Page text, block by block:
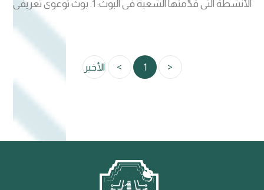
الأنشطة التي قدّمتها الشعبة في البوث: 1. بوث توعوي تعريفي
يحتوي على: مكتبة تحتوي على مجموعة من الكتب الارشادية
والنفسية . عرض مواد طبيعية مستدامة . بوسترات ونشرات
تثقيفية عن الصحة النفسية والاستقرار التربوي. تعريف بمهام
الشعبة وأنشطتها الموجهة للطلبة. عبارات تحفيزية ونصائح
للحفاظ على الصحة النفسية. ركن الاستشارات النفسية والدعم
<
1
> الأخير